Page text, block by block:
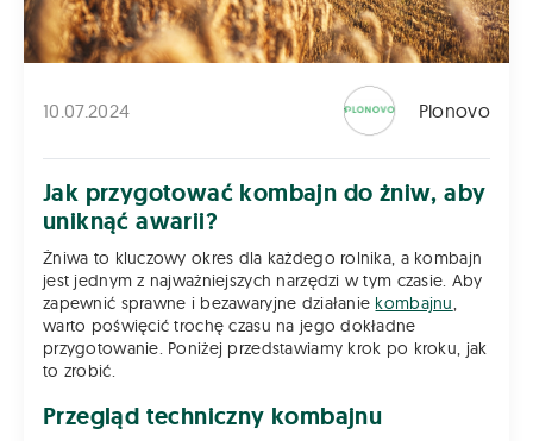
10.07.2024 Plonovo
Jak przygotować kombajn do żniw, aby
uniknąć awarii?
Żniwa to kluczowy okres dla każdego rolnika, a kombajn
jest jednym z najważniejszych narzędzi w tym czasie. Aby
zapewnić sprawne i bezawaryjne działanie kombajnu,
warto poświęcić trochę czasu na jego dokładne
przygotowanie. Poniżej przedstawiamy krok po kroku, jak
to zrobić.
Przegląd techniczny kombajnu